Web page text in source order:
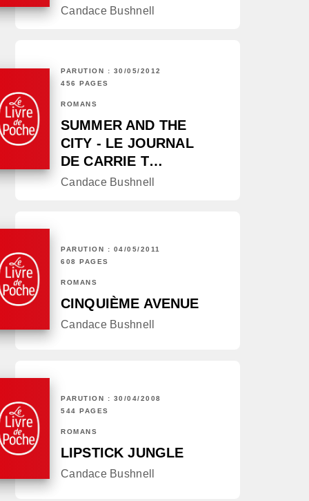
Candace Bushnell
PARUTION : 30/05/2012
456 PAGES
ROMANS
SUMMER AND THE
CITY - LE JOURNAL
DE CARRIE T…
Candace Bushnell
PARUTION : 04/05/2011
608 PAGES
ROMANS
CINQUIÈME AVENUE
Candace Bushnell
PARUTION : 30/04/2008
544 PAGES
ROMANS
LIPSTICK JUNGLE
Candace Bushnell